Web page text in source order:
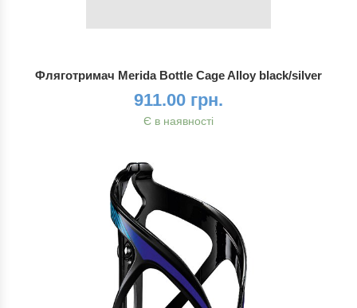
Фляготримач Merida Bottle Cage Alloy black/silver
911.00 грн.
Є в наявності